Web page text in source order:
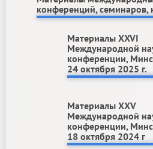
конференций, семинаров,
Материалы ХXVI
Международной
конференции,
24 октября 2025 г.
Материалы ХХV
Международной
конференции,
18 октября 2024 г